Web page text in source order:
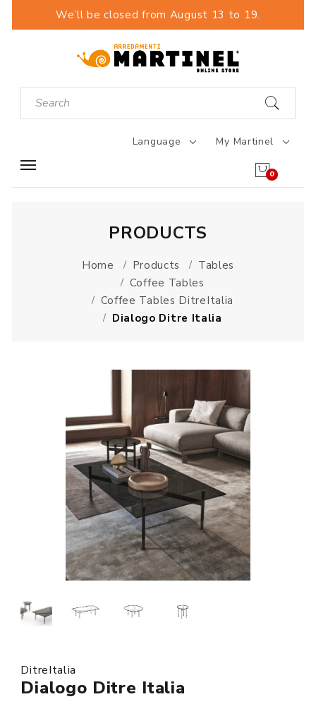
We’ll be closed from August 13 to 19.
Language My Martinel
0
PRODUCTS
Home Products
Tables
Coffee Tables
Coffee Tables DitreItalia
Dialogo Ditre Italia
DitreItalia
Dialogo Ditre Italia